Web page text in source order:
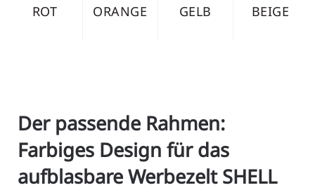
WEISS GRÜN
DUNKEL
SMA
Der passende Rahmen:
Farbiges Design für das
aufblasbare Werbezelt SHELL